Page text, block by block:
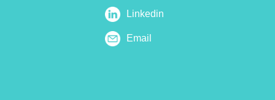
Linkedin
Email